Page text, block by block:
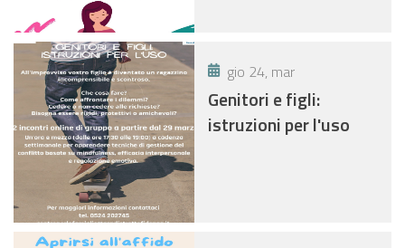
gio 24, mar
Genitori e figli:
istruzioni per l'uso